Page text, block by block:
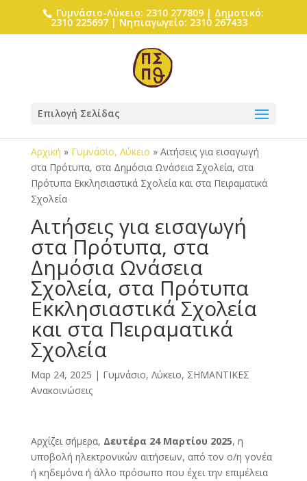
Γυμνάσιο-Λύκειο: 2310 277809 | Δημοτικό:
2310 225697 | Νηπιαγωγείο: 2310 267433
Επιλογή Σελίδας
Αρχική » Γυμνάσιο, Λύκειο » Aιτήσεις για εισαγωγή
στα Πρότυπα, στα Δημόσια Ωνάσεια Σχολεία, στα
Πρότυπα Εκκλησιαστικά Σχολεία και στα Πειραματικά
Σχολεία
Aιτήσεις για εισαγωγή
στα Πρότυπα, στα
Δημόσια Ωνάσεια
Σχολεία, στα Πρότυπα
Εκκλησιαστικά Σχολεία
και στα Πειραματικά
Σχολεία
Μαρ 24, 2025 | Γυμνάσιο, Λύκειο, ΣΗΜΑΝΤΙΚΕΣ
Ανακοινώσεις
Αρχίζει σήμερα, Δευτέρα 24 Μαρτίου 2025, η
υποβολή ηλεκτρονικών αιτήσεων, από τον ο/η γονέα
ή κηδεμόνα ή άλλο πρόσωπο που έχει την επιμέλεια